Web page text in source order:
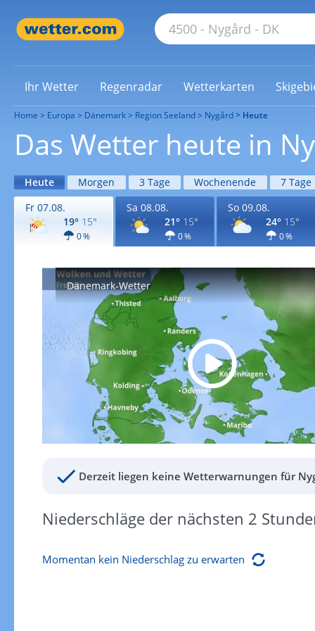
Ihr Wetter Regenradar Wetterkarten
Home Europa Dänemark Region Seeland Nygård Heute
Das Wetter heute in
Heute Morgen 3 Tage Wochenende 7 Tage
Fr 07.08.
19° 15°
0 %
Sa 08.08.
21° 15°
0 %
So 09.08.
24° 15°
0 %
Dänemark-Wetter
Derzeit liegen keine Wetterwarnungen für
Niederschläge der nächsten 2
Momentan kein Niederschlag zu erwarten